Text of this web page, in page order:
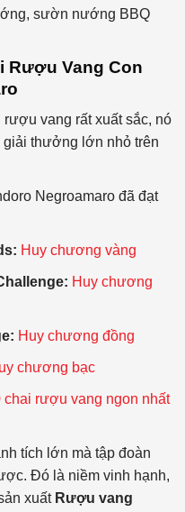
sườn nướng BBQ
Rượu Vang Con
vang rất xuất sắc, nó
thưởng lớn nhỏ trên
Negroamaro đã đạt
Huy chương vàng
Huy chương
Huy chương đồng
chương bạc
chai rượu vang ngon nhất
tích lớn mà tập đoàn
Đó là niềm vinh hạnh,
xuất Rượu vang